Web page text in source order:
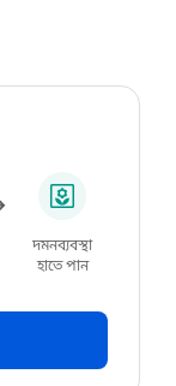
দমনব্যবস্থা
হাতে পান